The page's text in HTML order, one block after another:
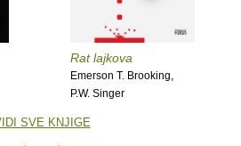
Rat lajkova
Emerson T. Brooking,
P.W. Singer
SVE KNJIGE